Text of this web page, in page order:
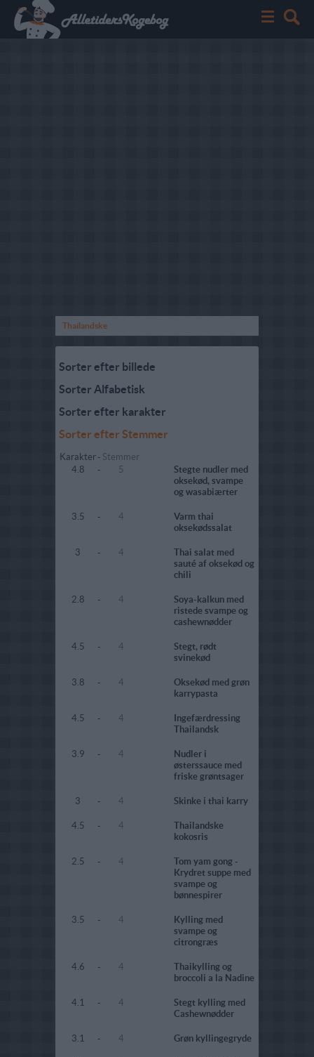
Thailandske
Sorter efter billede
Sorter Alfabetisk
Sorter efter karakter
Sorter efter Stemmer
Karakter - Stemmer
4.8
- 5
Stegte nudler med
oksekød, svampe
og wasabiærter
3.5 - 4
Varm thai
oksekødssalat
3 - 4
Thai salat med
sauté af oksekød og
chili
2.8 - 4
Soya-kalkun med
ristede svampe og
cashewnødder
4.5 - 4
Stegt, rødt
svinekød
3.8 - 4
Oksekød med grøn
karrypasta
4.5 - 4
Ingefærdressing
Thailandsk
3.9 - 4
Nudler i
østerssauce med
friske grøntsager
3 - 4 Skinke i thai karry
4.5 - 4
Thailandske
kokosris
2.5 - 4
Tom yam gong -
Krydret suppe med
svampe og
bønnespirer
3.5 - 4
Kylling med
svampe og
citrongræs
4.6 - 4
Thaikylling og
broccoli a la Nadine
4.1 - 4
Stegt kylling med
Cashewnødder
3.1 - 4 Grøn kyllingegryde